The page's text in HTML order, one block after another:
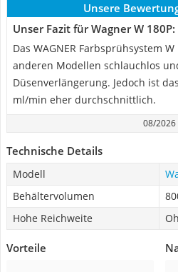
Unsere
Unser Fazit für Wagner W 180P:
Das WAGNER Farbsprühsystem
anderen Modellen schlauchlos
Düsenverlängerung. Jedoch ist
ml/min eher durchschnittlich.
08/2026
Technische Details
Modell
Behältervolumen
Hohe Reichweite
Vorteile